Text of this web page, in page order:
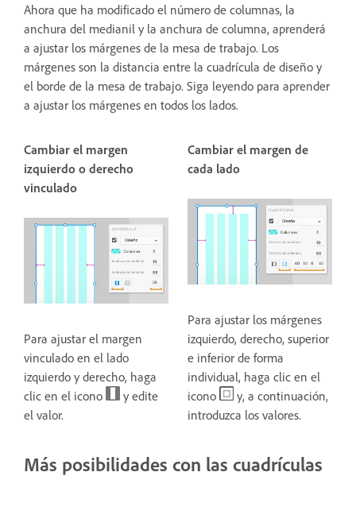
Ahora que ha modificado el número de columnas, la
anchura del medianil y la anchura de columna, aprenderá
a ajustar los márgenes de la mesa de trabajo. Los
márgenes son la distancia entre la cuadrícula de diseño y
el borde de la mesa de trabajo. Siga leyendo para aprender
a ajustar los márgenes en todos los lados.
Cambiar el margen
izquierdo o derecho
vinculado
Para ajustar el margen
vinculado en el lado
izquierdo y derecho, haga
clic en el icono
y edite
el valor.
Cambiar el margen de
cada lado
Para ajustar los márgenes
izquierdo, derecho, superior
e inferior de forma
individual, haga clic en el
icono
y, a continuación,
introduzca los valores.
Más posibilidades con las cuadrículas